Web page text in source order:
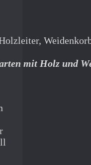
mit Holz und